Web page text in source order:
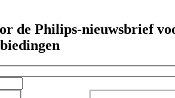
de Philips-nieuwsbrief